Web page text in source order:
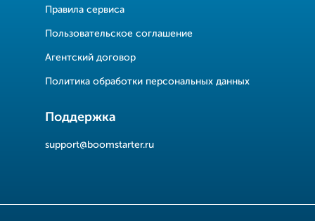
Правила сервиса
Пользовательское соглашение
Агентский договор
Политика обработки персональных данных
Поддержка
support@boomstarter.ru